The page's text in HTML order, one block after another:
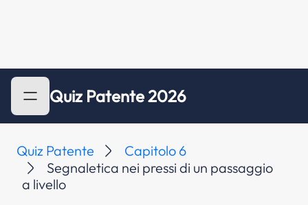
Quiz Patente 2026
Quiz Patente
Capitolo 6
Segnaletica nei pressi di un passaggio
a livello